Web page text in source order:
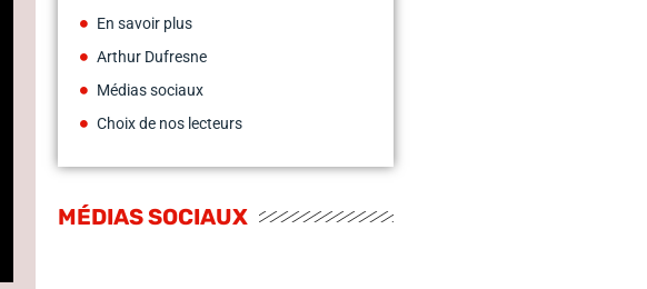
En savoir plus
Arthur Dufresne
Médias sociaux
Choix de nos lecteurs
MÉDIAS SOCIAUX